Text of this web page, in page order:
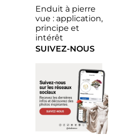
Enduit à pierre
vue : application,
principe et
intérêt
SUIVEZ-NOUS